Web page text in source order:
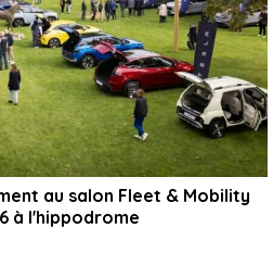
au salon Fleet & Mobility
à l'hippodrome